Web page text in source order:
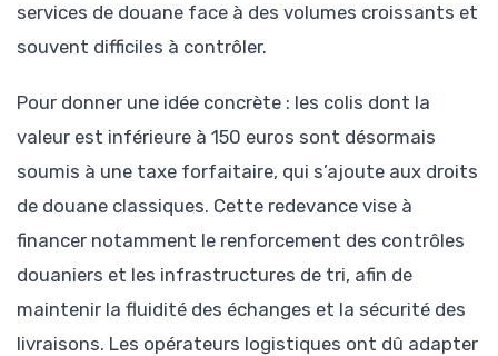
services de douane face à des volumes croissants et
souvent difficiles à contrôler.
Pour donner une idée concrète : les colis dont la
valeur est inférieure à 150 euros sont désormais
soumis à une taxe forfaitaire, qui s’ajoute aux droits
de douane classiques. Cette redevance vise à
financer notamment le renforcement des contrôles
douaniers et les infrastructures de tri, afin de
maintenir la fluidité des échanges et la sécurité des
livraisons. Les opérateurs logistiques ont dû adapter